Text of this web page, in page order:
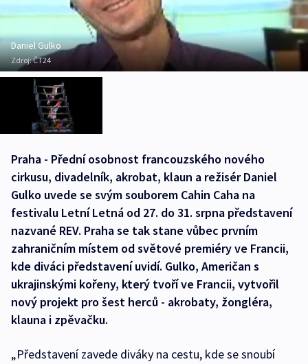
Daniel Gulko
Zdroj:ČT24
Praha - Přední osobnost francouzského nového
cirkusu, divadelník, akrobat, klaun a režisér Daniel
Gulko uvede se svým souborem Cahin Caha na
festivalu Letní Letná od 27. do 31. srpna představení
nazvané REV. Praha se tak stane vůbec prvním
zahraničním místem od světové premiéry ve Francii,
kde diváci představení uvidí. Gulko, Američan s
ukrajinskými kořeny, který tvoří ve Francii, vytvořil
nový projekt pro šest herců - akrobaty, žongléra,
klauna i zpěvačku.
„Představení zavede diváky na cestu, kde se snoubí